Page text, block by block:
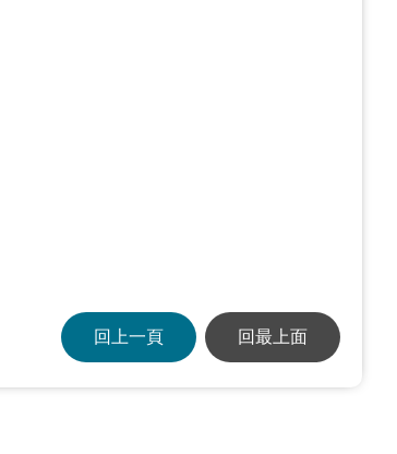
回上一頁 回最上面